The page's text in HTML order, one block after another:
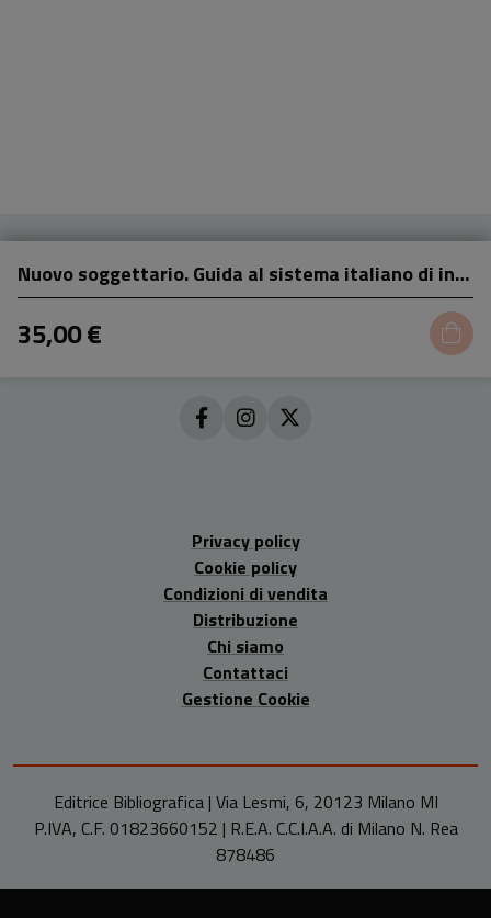
Nuovo soggettario. Guida al sistema italiano di indicizzazione per soggetto
35,00 €
Privacy policy
Cookie policy
Condizioni di vendita
Distribuzione
Chi siamo
Contattaci
Gestione Cookie
Editrice Bibliografica | Via Lesmi, 6, 20123 Milano MI
P.IVA, C.F. 01823660152 | R.E.A. C.C.I.A.A. di Milano N. Rea
878486